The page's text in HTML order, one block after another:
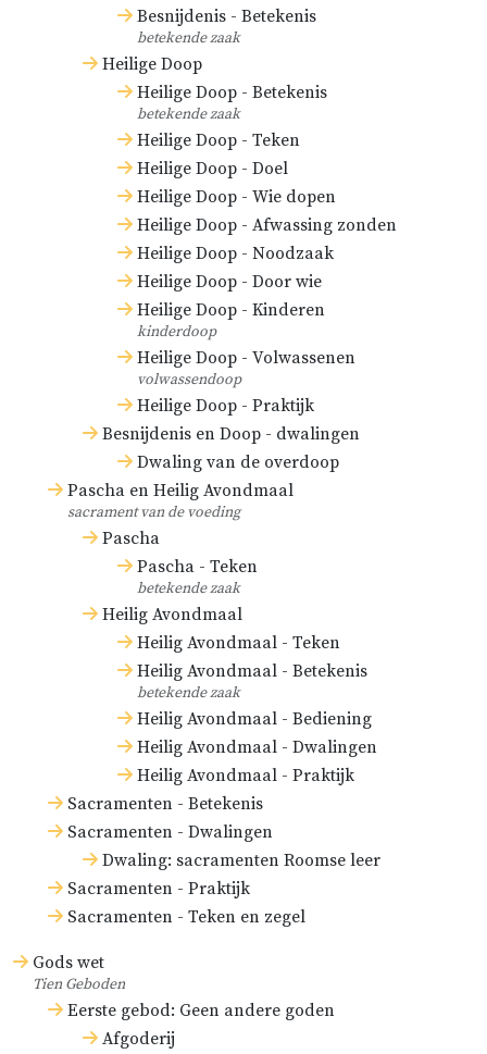
Besnijdenis - Betekenis
betekende zaak
Heilige Doop
Heilige Doop - Betekenis
betekende zaak
Heilige Doop - Teken
Heilige Doop - Doel
Heilige Doop - Wie dopen
Heilige Doop - Afwassing zonden
Heilige Doop - Noodzaak
Heilige Doop - Door wie
Heilige Doop - Kinderen
kinderdoop
Heilige Doop - Volwassenen
volwassendoop
Heilige Doop - Praktijk
Besnijdenis en Doop - dwalingen
Dwaling van de overdoop
Pascha en Heilig Avondmaal
sacrament van de voeding
Pascha
Pascha - Teken
betekende zaak
Heilig Avondmaal
Heilig Avondmaal - Teken
Heilig Avondmaal - Betekenis
betekende zaak
Heilig Avondmaal - Bediening
Heilig Avondmaal - Dwalingen
Heilig Avondmaal - Praktijk
Sacramenten - Betekenis
Sacramenten - Dwalingen
Dwaling: sacramenten Roomse leer
Sacramenten - Praktijk
Sacramenten - Teken en zegel
Gods wet
Tien Geboden
Eerste gebod: Geen andere goden
Afgoderij